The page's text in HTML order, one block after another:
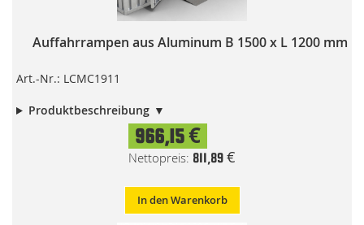
Auffahrrampen aus Aluminum B 1500 x L 1200 mm
Art.-Nr.: LCMC1911
Produktbeschreibung
966,15 €
811,89 €
In den Warenkorb